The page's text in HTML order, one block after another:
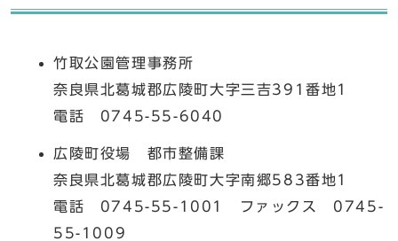
竹取公園管理事務所
奈良県北葛城郡広陵町大字三吉391番地1
電話 0745-55-6040
広陵町役場 都市整備課
奈良県北葛城郡広陵町大字南郷583番地1
電話 0745-55-1001 ファックス 0745-
55-1009